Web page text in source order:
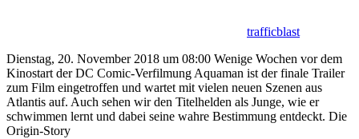
trafficblast
Dienstag, 20. November 2018 um 08:00 Wenige Wochen vor dem
Kinostart der DC Comic-Verfilmung Aquaman ist der finale Trailer
zum Film eingetroffen und wartet mit vielen neuen Szenen aus
Atlantis auf. Auch sehen wir den Titelhelden als Junge, wie er
schwimmen lernt und dabei seine wahre Bestimmung entdeckt. Die
Origin-Story